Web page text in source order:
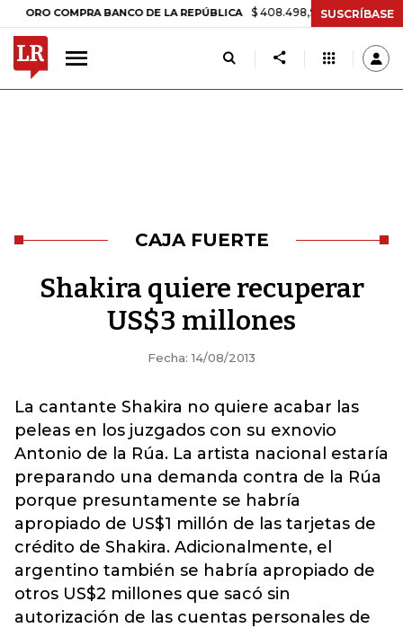
COMPRA BANCO DE LA REPÚBLICA $ 408.498,97 +$ 8.753,81 +2,19%
SUSCRÍBASE
CAJA FUERTE
Shakira quiere recuperar
US$3 millones
Fecha: 14/08/2013
La cantante Shakira no quiere acabar las
peleas en los juzgados con su exnovio
Antonio de la Rúa. La artista nacional estaría
preparando una demanda contra de la Rúa
porque presuntamente se habría
apropiado de US$1 millón de las tarjetas de
crédito de Shakira. Adicionalmente, el
argentino también se habría apropiado de
otros US$2 millones que sacó sin
autorización de las cuentas personales de